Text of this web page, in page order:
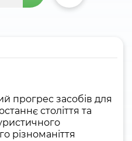
прогрес засобів для
століття та
різноманіття